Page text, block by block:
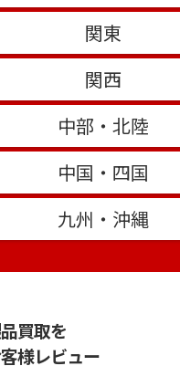
関東
関西
中部・北陸
中国・四国
九州・沖縄
買取を
様レビュー